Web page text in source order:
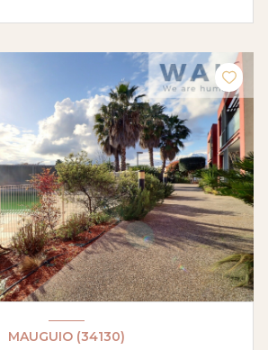
MAUGUIO (34130)